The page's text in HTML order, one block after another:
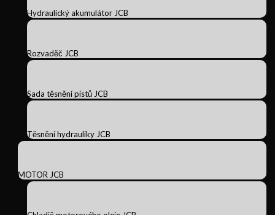
Hydraulický akumulátor JCB
Rozvaděč JCB
Sada těsnění pístů JCB
Těsnění hydrauliky JCB
MOTOR JCB